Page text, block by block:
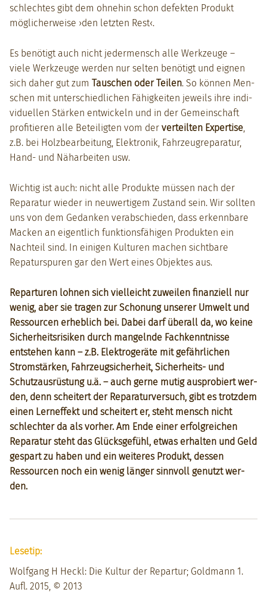
schlecht­es gibt dem ohne­hin schon defek­ten Pro­dukt
möglicher­weise ›den let­zten Rest‹.
Es benötigt auch nicht jed­er­men­sch alle Werkzeuge –
viele Werkzeuge wer­den nur sel­ten benötigt und eignen
sich daher gut zum Tauschen oder Teilen. So kön­nen Men­
schen mit unter­schiedlichen Fähigkeit­en jew­eils ihre indi­
vidu­ellen Stärken entwick­eln und in der Gemein­schaft
prof­i­tieren alle Beteiligten vom der verteil­ten Exper­tise,
z.B. bei Holzbear­beitung, Elek­tron­ik, Fahrzeu­greparatur,
Hand- und Nähar­beit­en usw.
Wichtig ist auch: nicht alle Pro­duk­te müssen nach der
Reparatur wieder in neuw­er­tigem Zus­tand sein. Wir soll­ten
uns von dem Gedanken ver­ab­schieden, dass erkennbare
Mack­en an eigentlich funk­tions­fähi­gen Pro­duk­ten ein
Nachteil sind. In eini­gen Kul­turen machen sicht­bare
Repatur­spuren gar den Wert eines Objek­tes aus.
Repar­turen lohnen sich vielle­icht zuweilen finanziell nur
wenig, aber sie tra­gen zur Scho­nung unser­er Umwelt und
Ressourcen erhe­blich bei. Dabei darf über­all da, wo keine
Sicher­heit­srisiken durch man­gel­nde Fachken­nt­nisse
entste­hen kann – z.B. Elek­trogeräte mit gefährlichen
Strom­stärken, Fahrzeugsicher­heit, Sicher­heits- und
Schutzaus­rüs­tung u.ä. – auch gerne mutig aus­pro­biert wer­
den, denn scheit­ert der Reparaturver­such, gibt es trotz­dem
einen Lern­ef­fekt und scheit­ert er, ste­ht men­sch nicht
schlechter da als vorher. Am Ende ein­er erfol­gre­ichen
Reparatur ste­ht das Glücks­ge­fühl, etwas erhal­ten und Geld
ges­part zu haben und ein weit­eres Pro­dukt, dessen
Ressourcen noch ein wenig länger sin­nvoll genutzt wer­
den.
Lesetip:
Wolf­gang H Heckl: Die Kul­tur der Repar­tur; Gold­mann 1.
Aufl. 2015, © 2013